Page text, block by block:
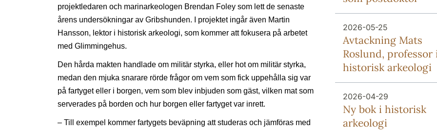
projektledaren och marinarkeologen Brendan Foley som lett de senaste
årens undersökningar av Gribshunden. I projektet ingår även Martin
Hansson, lektor i historisk arkeologi, som kommer att fokusera på arbetet
med Glimmingehus.
Den hårda makten handlade om militär styrka, eller hot om militär styrka,
medan den mjuka snarare rörde frågor om vem som fick uppehålla sig var
på fartyget eller i borgen, vem som blev inbjuden som gäst, vilken mat som
serverades på borden och hur borgen eller fartyget var inrett.
– Till exempel kommer fartygets beväpning att studeras och jämföras med
2026-05-25
Avtackning Mats
Roslund, professor
historisk arkeologi
2026-04-29
Ny bok i historisk
arkeologi